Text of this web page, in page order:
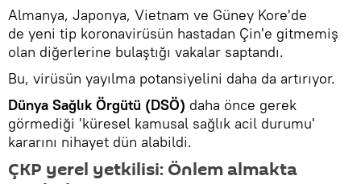
Almanya, Japonya, Vietnam ve Güney Kore'de
de yeni tip koronavirüsün hastadan Çin'e gitmemiş
olan diğerlerine bulaştığı vakalar saptandı.
Bu, virüsün yayılma potansiyelini daha da artırıyor.
Dünya Sağlık Örgütü (DSÖ) daha önce gerek
görmediği 'küresel kamusal sağlık acil durumu'
kararını nihayet dün alabildi.
ÇKP yerel yetkilisi: Önlem almakta